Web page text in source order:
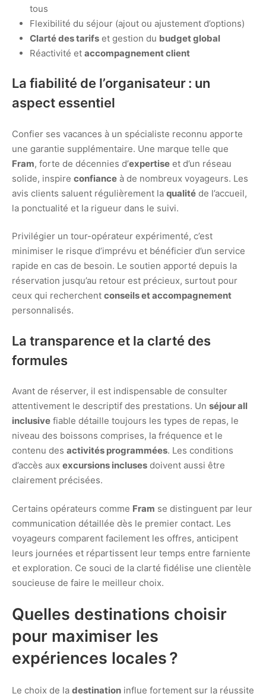
tous
Flexibilité du séjour (ajout ou ajustement d’options)
Clarté des tarifs et gestion du budget global
Réactivité et accompagnement client
La fiabilité de l’organisateur : un
aspect essentiel
Confier ses vacances à un spécialiste reconnu apporte
une garantie supplémentaire. Une marque telle que
Fram, forte de décennies d’expertise et d’un réseau
solide, inspire confiance à de nombreux voyageurs. Les
avis clients saluent régulièrement la qualité de l’accueil,
la ponctualité et la rigueur dans le suivi.
Privilégier un tour-opérateur expérimenté, c’est
minimiser le risque d’imprévu et bénéficier d’un service
rapide en cas de besoin. Le soutien apporté depuis la
réservation jusqu’au retour est précieux, surtout pour
ceux qui recherchent conseils et accompagnement
personnalisés.
La transparence et la clarté des
formules
Avant de réserver, il est indispensable de consulter
attentivement le descriptif des prestations. Un séjour all
inclusive fiable détaille toujours les types de repas, le
niveau des boissons comprises, la fréquence et le
contenu des activités programmées. Les conditions
d’accès aux excursions incluses doivent aussi être
clairement précisées.
Certains opérateurs comme Fram se distinguent par leur
communication détaillée dès le premier contact. Les
voyageurs comparent facilement les offres, anticipent
leurs journées et répartissent leur temps entre farniente
et exploration. Ce souci de la clarté fidélise une clientèle
soucieuse de faire le meilleur choix.
Quelles destinations choisir
pour maximiser les
expériences locales ?
Le choix de la destination influe fortement sur la réussite